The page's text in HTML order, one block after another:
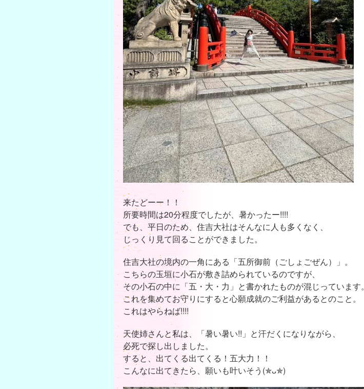
来たどーー！！
所要時間は20分程度でしたが、暑かったー!!!!
でも、平日のため、住吉大社はそんなに人も多くなく、
じっくり見て回ることができました。
住吉大社の境内の一角にある「五所御前（ごしょごぜん）」。
こちらの玉垣に小石が敷き詰められているのですが、
その小石の中に「五・大・力」と書かれたものが混じっています。
これを集めてお守りにすると心願成就のご利益があるとのこと。
これはやらねば!!!!
天使姉さんと私は、「暑い暑い!!」と汗だくになりながら、
必死で探し出しました。
すると、出てくる出てくる！五大力！！
こんなに出てきたら、願いも叶いそう(⁠✯⁠ᴗ⁠✯⁠)